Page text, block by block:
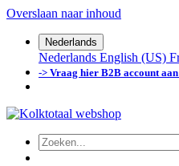
Overslaan naar inhoud
Nederlands
Nederlands English (US)
-> Vraag hier B2B account